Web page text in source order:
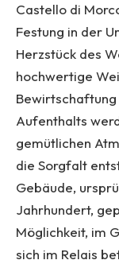
Castello di
Festung in der
Herzstück des
hochwertige
Aufenthalts
gemütlichen
die Sorgfalt
Gebäude,
Jahrhundert,
Möglichkeit, im
sich im Relais